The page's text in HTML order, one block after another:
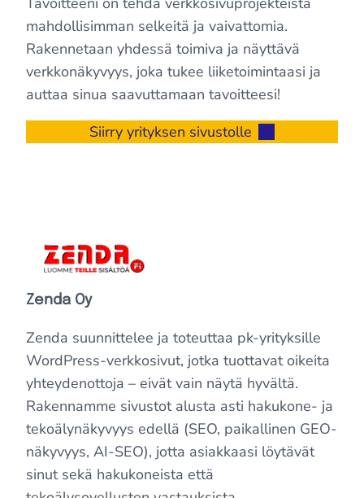
mahdollisimman selkeitä ja vaivattomia.
Rakennetaan yhdessä toimiva ja näyttävä
verkkonäkyvyys, joka tukee liiketoimintaasi ja
auttaa sinua saavuttamaan tavoitteesi!
Siirry yrityksen sivustolle
Zenda Oy
Zenda suunnittelee ja toteuttaa pk-yrityksille
WordPress-verkkosivut, jotka tuottavat oikeita
yhteydenottoja – eivät vain näytä hyvältä.
Rakennamme sivustot alusta asti hakukone- ja
tekoälynäkyvyys edellä (SEO, paikallinen GEO-
näkyvyys, AI-SEO), jotta asiakkaasi löytävät
sinut sekä hakukoneista että